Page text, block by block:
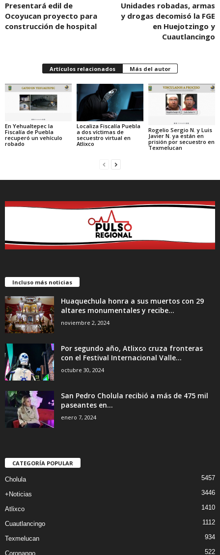
Presentará edil de
Ocoyucan proyecto para
construcción de hospital
Unidades robadas, armas
y drogas decomisó la FGE
en Huejotzingo y
Cuautlancingo
Artículos relacionados Más del autor
En Yehualtepec la
Fiscalía de Puebla
recuperó un vehículo
robado
Localiza Fiscalía Puebla
a dos víctimas de
secuestro virtual en
Atlixco
Rogelio Sergio N. y Luis
Javier N. ya están en
prisión por secuestro en
Texmelucan
Incluso más noticias
Huaquechula honra a sus muertos con 29
altares monumentales y recibe...
noviembre 2, 2024
Por segundo año, Atlixco cruza fronteras
con el Festival Internacional Valle...
octubre 30, 2024
San Pedro Cholula recibió a más de 475 mil
paseantes en...
enero 7, 2024
CATEGORÍA POPULAR
Cholula 5457
+Noticias 3446
Atlixco 1410
Cuautlancingo 1112
Texmelucan 934
Coronango 522